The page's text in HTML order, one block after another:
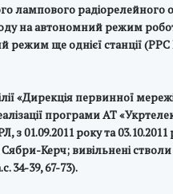
лампового
на автономний режим
режим ще однієї станції
«Дирекція первинної
програми АТ
з 01.09.2011 року та
Керч; вивільнені
34-39, 67-73).